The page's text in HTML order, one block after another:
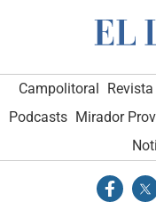
Campolitoral
Podcasts Mirador